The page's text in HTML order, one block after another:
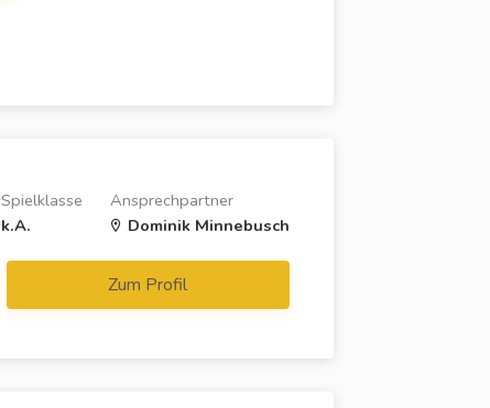
Ansprechpartner
Dominik Minnebusch
Spielklasse
k.A.
Zum Profil